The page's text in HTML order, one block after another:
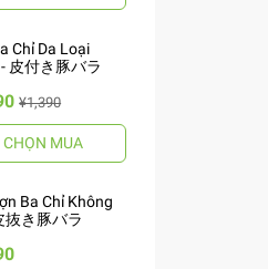
Chỉ Da Loại
皮付き豚バラ
¥1,390
CHỌN MUA
Ba Chỉ Không
抜き豚バラ